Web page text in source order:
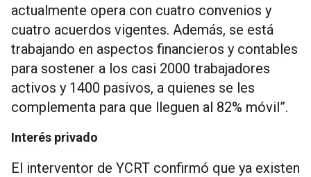
actualmente opera con cuatro convenios y
cuatro acuerdos vigentes. Además, se está
trabajando en aspectos financieros y contables
para sostener a los casi 2000 trabajadores
activos y 1400 pasivos, a quienes se les
complementa para que lleguen al 82% móvil”.
Interés privado
El interventor de YCRT confirmó que ya existen